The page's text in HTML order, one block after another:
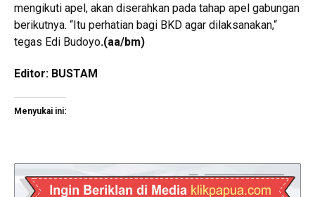
mengikuti apel, akan diserahkan pada tahap apel gabungan
berikutnya. “Itu perhatian bagi BKD agar dilaksanakan,“
tegas Edi Budoyo.(aa/bm)
Editor: BUSTAM
Menyukai ini: